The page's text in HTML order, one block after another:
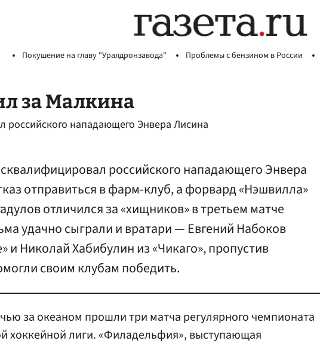
Покушение на главу "Уралдронзавода" Проблемы с бензином в России
за Малкина
российского нападающего Энвера Лисина
российского нападающего Энвера
отправиться в фарм-клуб, а форвард «Нэшвилла»
отличился за «хищников» в третьем матче
удачно сыграли и вратари — Евгений Набоков
и Николай Хабибулин из «Чикаго», пропустив
своим клубам победить.
за океаном прошли три матча регулярного чемпионата
хоккейной лиги. «Филадельфия», выступающая